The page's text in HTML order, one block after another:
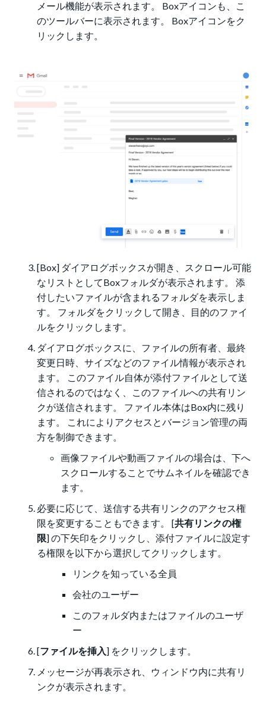
メール機能が表示されます。 Boxアイコンも、こ
のツールバーに表示されます。 Boxアイコンをク
リックします。
[Box] ダイアログボックスが開き、スクロール可能
なリストとしてBoxフォルダが表示されます。 添
付したいファイルが含まれるフォルダを表示しま
す。 フォルダをクリックして開き、目的のファイ
ルをクリックします。
ダイアログボックスに、ファイルの所有者、最終
変更日時、サイズなどのファイル情報が表示され
ます。 このファイル自体が添付ファイルとして送
信されるのではなく、このファイルへの共有リン
クが送信されます。 ファイル本体はBox内に残り
ます。 これによりアクセスとバージョン管理の両
方を制御できます。
画像ファイルや動画ファイルの場合は、下へ
スクロールすることでサムネイルを確認でき
ます。
必要に応じて、送信する共有リンクのアクセス権
限を変更することもできます。 [共有リンクの権
限] の下矢印をクリックし、添付ファイルに設定す
る権限を以下から選択してクリックします。
リンクを知っている全員
会社のユーザー
このフォルダ内またはファイルのユーザ
ー
[ファイルを挿入] をクリックします。
メッセージが再表示され、ウィンドウ内に共有リ
ンクが表示されます。